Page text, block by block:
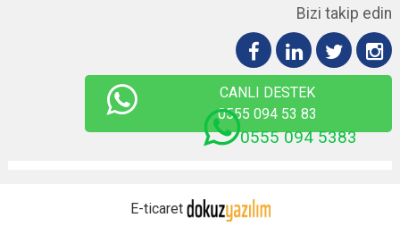
Bizi takip edin
CANLI DESTEK
0555 094 53 83
E-ticaret
0555 094 5383